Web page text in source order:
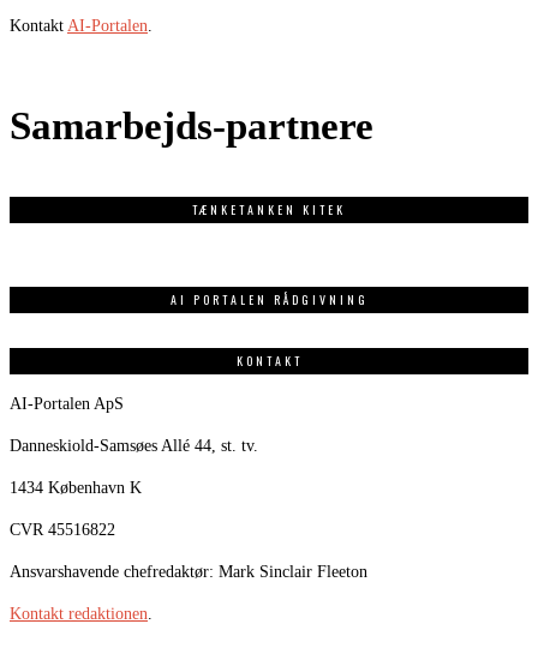
Kontakt AI-Portalen.
Samarbejds-partnere
TÆNKETANKEN KITEK
AI PORTALEN RÅDGIVNING
KONTAKT
AI-Portalen ApS
Danneskiold-Samsøes Allé 44, st. tv.
1434 København K
CVR 45516822
Ansvarshavende chefredaktør: Mark Sinclair Fleeton
Kontakt redaktionen.